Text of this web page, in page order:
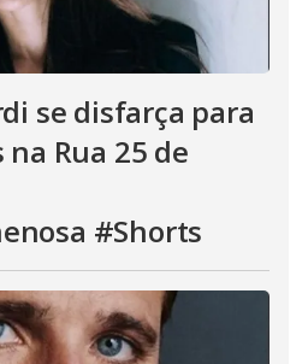
se disfarça para
Rua 25 de
#Shorts